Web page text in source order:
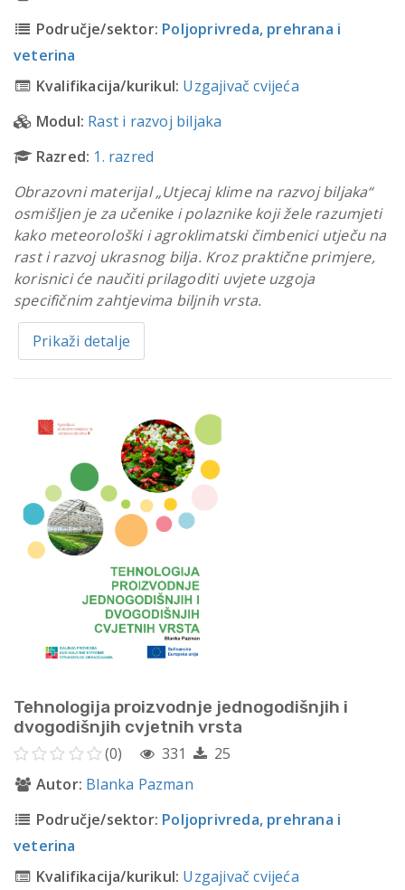
Područje/sektor: Poljoprivreda, prehrana i
veterina
Kvalifikacija/kurikul: Uzgajivač cvijeća
Modul: Rast i razvoj biljaka
Razred: 1. razred
Obrazovni materijal „Utjecaj klime na razvoj biljaka“
osmišljen je za učenike i polaznike koji žele razumjeti
kako meteorološki i agroklimatski čimbenici utječu na
rast i razvoj ukrasnog bilja. Kroz praktične primjere,
korisnici će naučiti prilagoditi uvjete uzgoja
specifičnim zahtjevima biljnih vrsta.
Prikaži detalje
Tehnologija proizvodnje jednogodišnjih i
dvogodišnjih cvjetnih vrsta
(0) 331
25
Autor: Blanka Pazman
Područje/sektor: Poljoprivreda, prehrana i
veterina
Kvalifikacija/kurikul: Uzgajivač cvijeća